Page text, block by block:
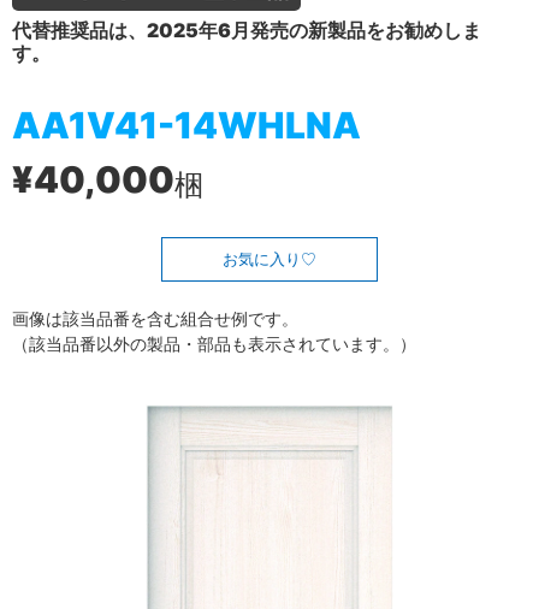
代替推奨品は、2025年6月発売の新製品をお勧めしま
す。
AA1V41-14WHLNA
¥40,000梱
お気に入り
画像は該当品番を含む組合せ例です。
（該当品番以外の製品・部品も表示されています。）